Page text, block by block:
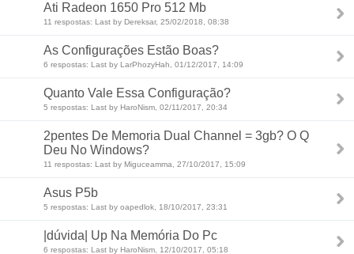
Ati Radeon 1650 Pro 512 Mb
11 respostas: Last by Dereksar, 25/02/2018, 08:38
As Configurações Estão Boas?
6 respostas: Last by LarPhozyHah, 01/12/2017, 14:09
Quanto Vale Essa Configuração?
5 respostas: Last by HaroNism, 02/11/2017, 20:34
2pentes De Memoria Dual Channel = 3gb? O Q
Deu No Windows?
11 respostas: Last by Miguceamma, 27/10/2017, 15:09
Asus P5b
5 respostas: Last by oapedlok, 18/10/2017, 23:31
|dúvida| Up Na Memória Do Pc
6 respostas: Last by HaroNism, 12/10/2017, 05:18